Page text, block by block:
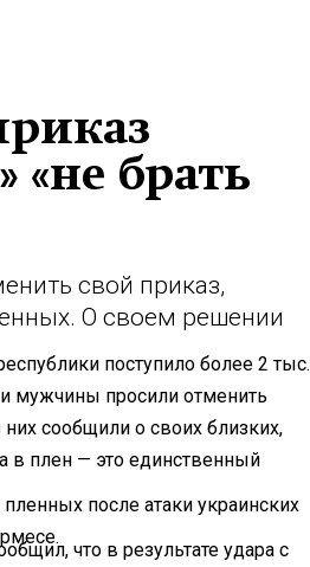
«не брать
свой приказ,
О своем решении
поступило более 2 тыс.
мужчины просили отменить
сообщили о своих близких,
в плен — это единственный
после атаки украинских
что в результате удара с